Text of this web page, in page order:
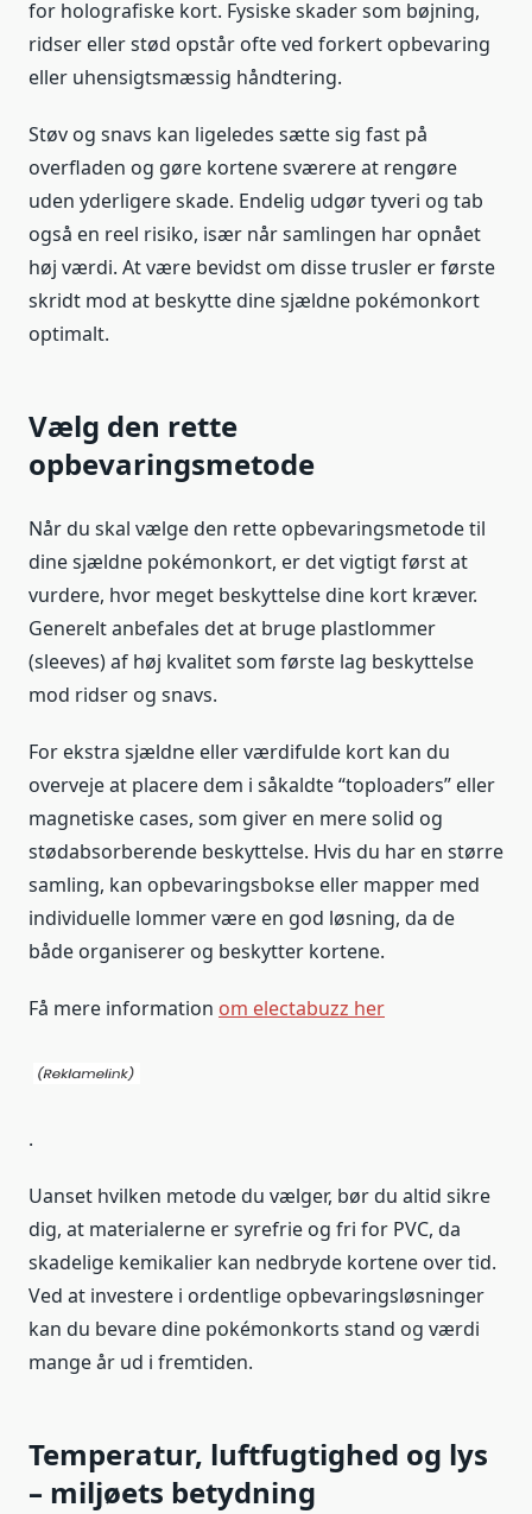
for holografiske kort. Fysiske skader som bøjning,
ridser eller stød opstår ofte ved forkert opbevaring
eller uhensigtsmæssig håndtering.
Støv og snavs kan ligeledes sætte sig fast på
overfladen og gøre kortene sværere at rengøre
uden yderligere skade. Endelig udgør tyveri og tab
også en reel risiko, især når samlingen har opnået
høj værdi. At være bevidst om disse trusler er første
skridt mod at beskytte dine sjældne pokémonkort
optimalt.
Vælg den rette
opbevaringsmetode
Når du skal vælge den rette opbevaringsmetode til
dine sjældne pokémonkort, er det vigtigt først at
vurdere, hvor meget beskyttelse dine kort kræver.
Generelt anbefales det at bruge plastlommer
(sleeves) af høj kvalitet som første lag beskyttelse
mod ridser og snavs.
For ekstra sjældne eller værdifulde kort kan du
overveje at placere dem i såkaldte “toploaders” eller
magnetiske cases, som giver en mere solid og
stødabsorberende beskyttelse. Hvis du har en større
samling, kan opbevaringsbokse eller mapper med
individuelle lommer være en god løsning, da de
både organiserer og beskytter kortene.
Få mere information om electabuzz her
.
Uanset hvilken metode du vælger, bør du altid sikre
dig, at materialerne er syrefrie og fri for PVC, da
skadelige kemikalier kan nedbryde kortene over tid.
Ved at investere i ordentlige opbevaringsløsninger
kan du bevare dine pokémonkorts stand og værdi
mange år ud i fremtiden.
Temperatur, luftfugtighed og lys
– miljøets betydning